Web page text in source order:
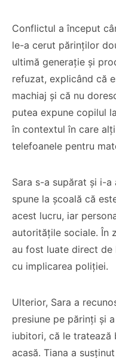
Conflictul a început
le-a cerut părinților
ultimă generație și
refuzat, explicând că
machiaj și că nu
putea expune copilul
în contextul în care
telefoanele pentru
Sara s-a supărat și i-
spune la școală că
acest lucru, iar
autoritățile sociale. În
au fost luate direct de
cu implicarea poliției.
Ulterior, Sara a
presiune pe părinți și
iubitori, că le tratează
acasă. Tiana a